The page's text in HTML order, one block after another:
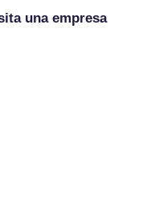
una empresa